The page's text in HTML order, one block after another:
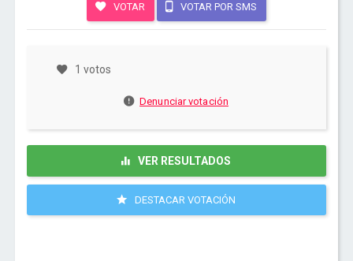
VOTAR VOTAR POR SMS
1 votos
Denunciar votación
VER RESULTADOS
DESTACAR VOTACIÓN